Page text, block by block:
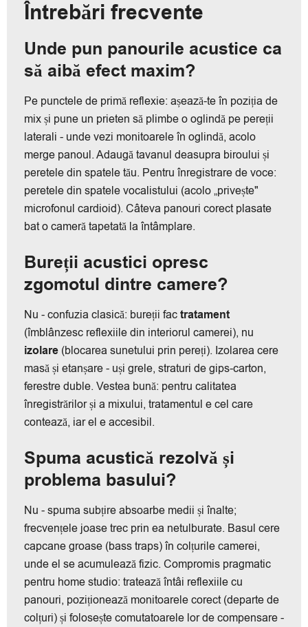
Întrebări frecvente
Unde pun panourile acustice ca
să aibă efect maxim?
Pe punctele de primă reflexie: așează-te în poziția de
mix și pune un prieten să plimbe o oglindă pe pereții
laterali - unde vezi monitoarele în oglindă, acolo
merge panoul. Adaugă tavanul deasupra biroului și
peretele din spatele tău. Pentru înregistrare de voce:
peretele din spatele vocalistului (acolo „privește"
microfonul cardioid). Câteva panouri corect plasate
bat o cameră tapetată la întâmplare.
Bureții acustici opresc
zgomotul dintre camere?
Nu - confuzia clasică: bureții factratament
(îmblânzesc reflexiile din interiorul camerei), nu
izolare (blocarea sunetului prin pereți). Izolarea cere
masă și etanșare - uși grele, straturi de gips-carton,
ferestre duble. Vestea bună: pentru calitatea
înregistrărilor și a mixului, tratamentul e cel care
contează, iar el e accesibil.
Spuma acustică rezolvă și
problema basului?
Nu - spuma subțire absoarbe medii și înalte;
frecvențele joase trec prin ea netulburate. Basul cere
capcane groase (bass traps) în colțurile camerei,
unde el se acumulează fizic. Compromis pragmatic
pentru home studio: tratează întâi reflexiile cu
panouri, poziționează monitoarele corect (departe de
colțuri) și folosește comutatoarele lor de compensare -